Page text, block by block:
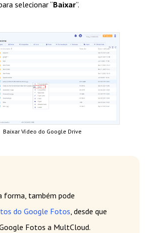
selecionar “Baixar”.
Baixar Vídeo do Google Drive
forma, também pode
do Google Fotos, desde que
Fotos a MultCloud.